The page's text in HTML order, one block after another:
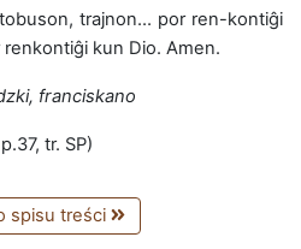
trajnon… por ren-kontiĝi
kun Dio. Amen.
franciskano
tr. SP)
spisu treści